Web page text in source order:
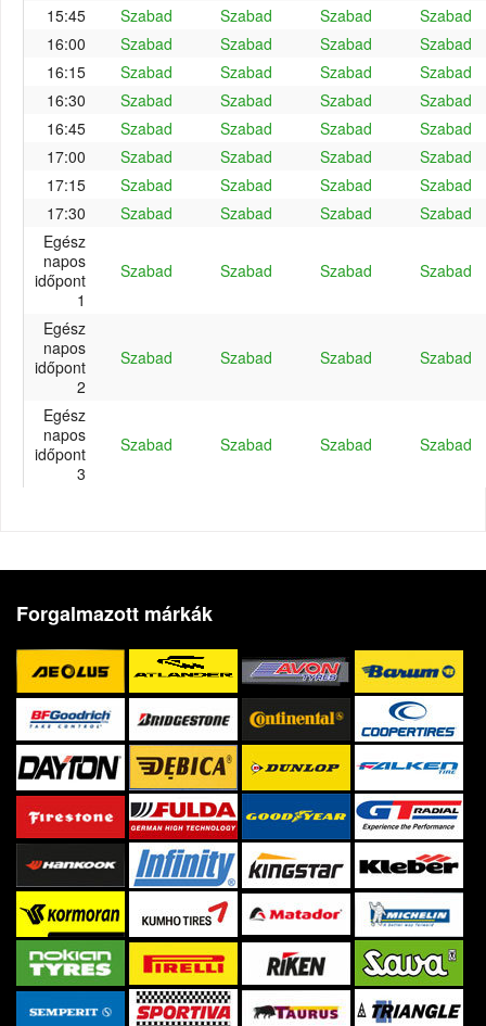
15:45
Szabad Szabad Szabad
Szabad
16:00
Szabad Szabad Szabad
Szabad
16:15
Szabad Szabad Szabad
Szabad
16:30
Szabad Szabad Szabad
Szabad
16:45
Szabad Szabad Szabad
Szabad
17:00
Szabad Szabad Szabad
Szabad
17:15
Szabad Szabad Szabad
Szabad
17:30
Szabad Szabad Szabad
Szabad
Egész
napos
időpont
1
Szabad Szabad Szabad Szabad
Egész
napos
időpont
2
Szabad Szabad Szabad Szabad
Egész
napos
időpont
3
Szabad Szabad Szabad Szabad
Forgalmazott márkák